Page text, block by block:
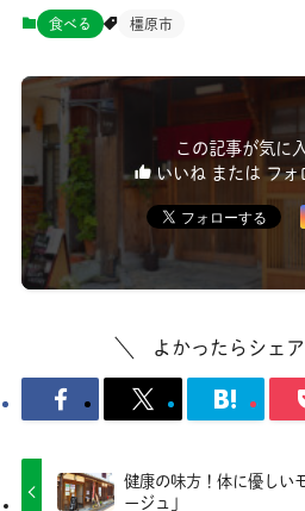
食べる 橿原市
この記事が気に
いいね または フォ
よかったらシェア
健康の味方！体に優しい
ージュ」